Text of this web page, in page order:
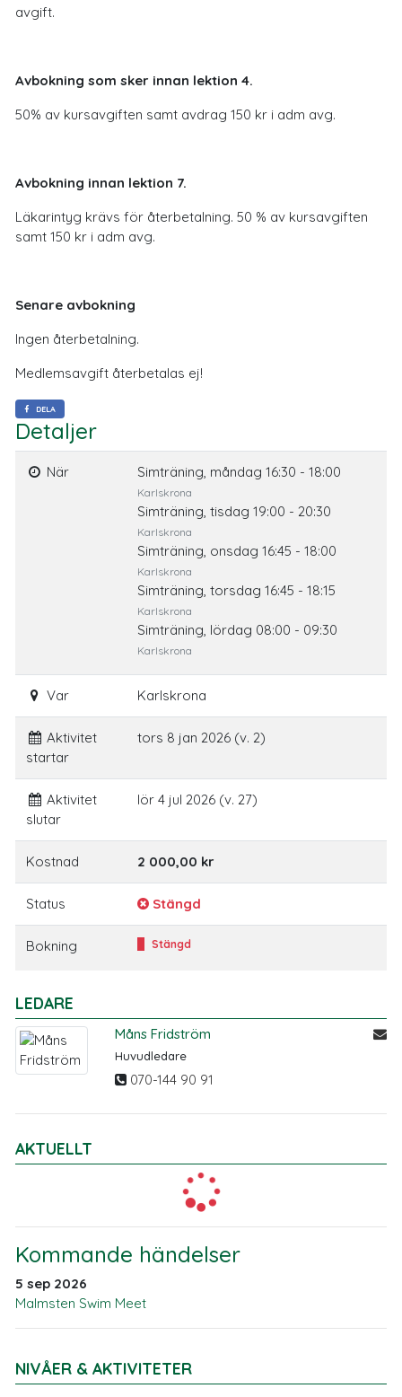
LEDARE
Måns Fridström
Huvudledare
070-144 90 91
AKTUELLT
Kommande händelser
5 sep 2026
Malmsten Swim Meet
avgift.
Avbokning som sker innan lektion 4.
50% av kursavgiften samt avdrag 150 kr i adm avg.
Avbokning innan lektion 7.
Läkarintyg krävs för återbetalning. 50 % av kursavgiften
samt 150 kr i adm avg.
Senare avbokning
Ingen återbetalning.
Medlemsavgift återbetalas ej!
DELA
Detaljer
När Simträning, måndag 16:30 - 18:00
Karlskrona
Simträning, tisdag 19:00 - 20:30
Karlskrona
Simträning, onsdag 16:45 - 18:00
Karlskrona
Simträning, torsdag 16:45 - 18:15
Karlskrona
Simträning, lördag 08:00 - 09:30
Karlskrona
Var Karlskrona
Aktivitet
startar
tors 8 jan 2026 (v. 2)
Aktivitet
slutar
lör 4 jul 2026 (v. 27)
Kostnad 2 000,00 kr
Status Stängd
Bokning Stängd
NIVÅER & AKTIVITETER